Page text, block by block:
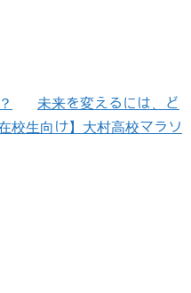
未来を変えるには、ど
在校生向け】大村高校マラソ